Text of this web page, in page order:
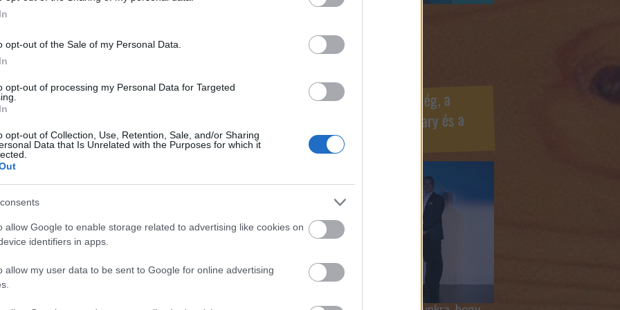
opt-out of the Sale of my Personal Data.
opt-out of processing my Personal Data for Targeted
opt-out of Collection, Use, Retention, Sale, and/or Sharing
Data that Is Unrelated with the Purposes for which it
allow Google to enable storage related to advertising like cookies on
identifiers in apps.
allow my user data to be sent to Google for online advertising
mert jó marketing eszköz szokott
majd irányít tovább a weboldalra is.
nem kell állandóan nyereményjátékot
akkor nagyobb lesz az érdeklődés.
Téged is
figyelnek a
felületek? Így
állítsd le az
adatgyűjtést!
oldalad
létrehozása
Facebook oldaldoboz
Magyar Marketing Szövetség, a
KREATÍV, az Internet Hungary és a
turizmus szakma díjai